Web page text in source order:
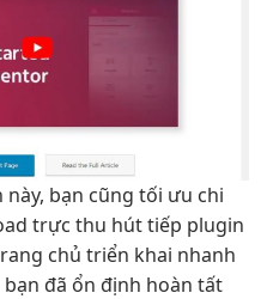
này, bạn cũng tối ưu chi
trực thu húttiếp plugin
chủ triển khai nhanh
bạn đã ổn định hoàn tất